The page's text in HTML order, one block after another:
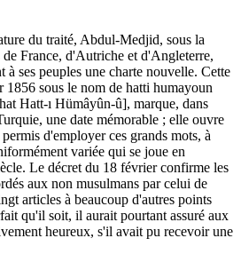
du traité, Abdul-Medjid, sous la
de France, d'Autriche et d'Angleterre,
à ses peuples une charte nouvelle. Cette
sous le nom de hatti humayoun
Hatt-ı Hümâyûn-û], marque, dans
une date mémorable ; elle ouvre
d'employer ces grands mots, à
variée qui se joue en
Le décret du 18 février confirme les
aux non musulmans par celui de
articles à beaucoup d'autres points
qu'il soit, il aurait pourtant assuré aux
heureux, s'il avait pu recevoir une